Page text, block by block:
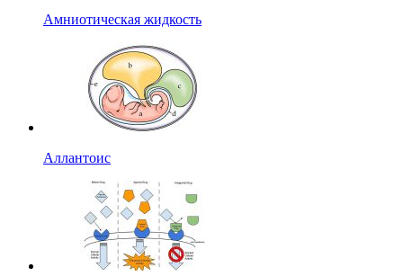
Амниотическая жидкость
Аллантоис